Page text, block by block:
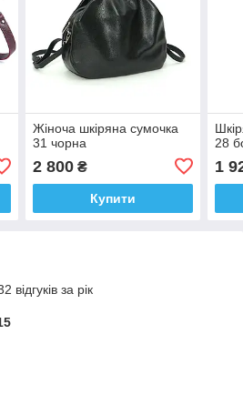
Жіноча шкіряна сумочка
31 чорна
2 800₴
Купити
28
1
відгуків за рік